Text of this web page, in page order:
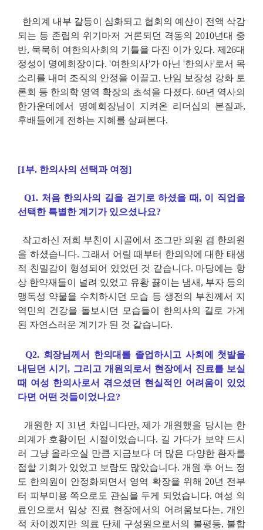
한의계 내부 갈등이 심화되고 협회의 예산이 전액 삭감
되는 등 존립의 위기마저 거론되던 격동의 2010년대 중
반, 묵묵히 여한의사회의 기틀을 다진 이가 있다. 제26대
정성이 명예회장이다. '여한의사'가 아닌 '한의사'로서 목
소리를 내며 조직의 안정을 이끌고, 난임 보장성 강화 토
론회 등 한의학 영역 확장의 초석을 다졌다. 60년 역사의
한가운데에서 명예회장님이 지켜온 리더십의 본질과,
후배들에게 전하는 지혜를 살펴본다.
[1부. 한의사의 선택과 여정]
Q1. 처음 한의사의 길을 걷기로 하셨을 때, 이 직업을
선택한 특별한 계기가 있으셨나요?
작고하신 저희 부친이 시골에서 조그만 의원 겸 한의원
을 하셨습니다. 그래서 어릴 때부터 한의약에 대한 태생
적 친밀감이 형성되어 있었던 것 같습니다. 마당에는 항
상 한약재들이 널려 있었고 유황 끓이는 냄새, 부자 등의
맹독성 약물을 수치하시던 모습 등 생전의 부친께서 지
역민의 건강을 돌보시던 모습들이 한의사의 길로 가게
된 자연스러운 계기가 된 것 같습니다.
Q2. 회장님께서 한의대를 졸업하시고 사회에 첫발을
내딛던 시기, 그리고 개원의로서 현장에서 진료를 보실
때 여성 한의사로서 겪으셨던 현실적인 어려움이 있었
다면 어떤 것들이었나요?
개원한 지 31년 차입니다만, 제가 개원했을 당시는 한
의계가 호황이던 시절이었습니다. 길 가다가 보약 드시
러 그냥 올라오실 만큼 지금보다 더 많은 다양한 환자를
접할 기회가 있었고 보람도 많았습니다. 개원 후 어느 정
도 한의원이 안정화되면서 영역 확장을 위해 20년 전부
터 피부미용 쪽으로도 관심을 두게 되었습니다. 여성 의
료인으로서 임상 진료 현장에서의 어려움보다는, 개인
적 차이겠지만 의료 단체 구성원으로서의 불평등, 불합